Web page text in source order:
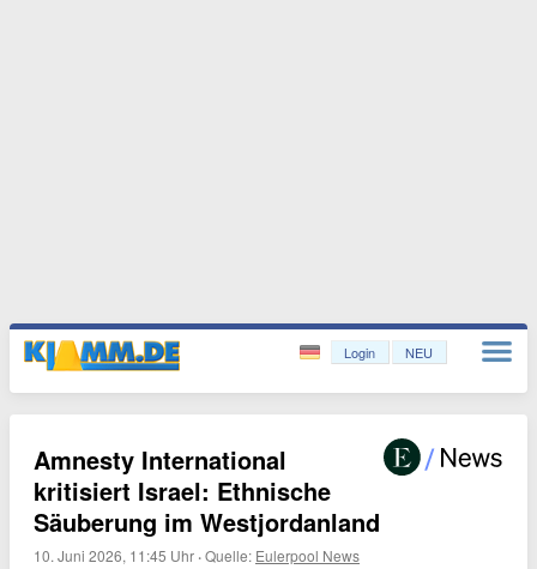
Login NEU
Amnesty International
kritisiert Israel: Ethnische
Säuberung im Westjordanland
10. Juni 2026, 11:45 Uhr ·Quelle: Eulerpool News